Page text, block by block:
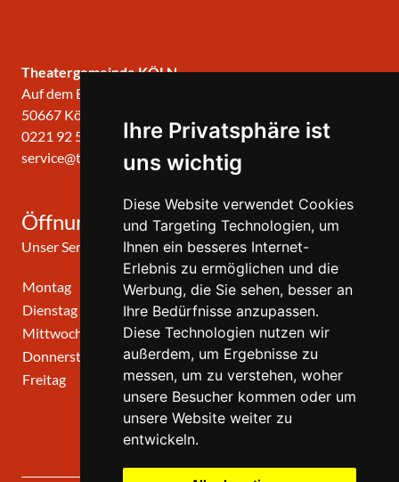
Ihre Privatsphäre ist
uns wichtig
Diese Website verwendet Cookies
und Targeting Technologien, um
Ihnen ein besseres Internet-
Erlebnis zu ermöglichen und die
Werbung, die Sie sehen, besser an
Ihre Bedürfnisse anzupassen.
Diese Technologien nutzen wir
außerdem, um Ergebnisse zu
messen, um zu verstehen, woher
unsere Besucher kommen oder um
unsere Website weiter zu
entwickeln.
Theatergemeinde KÖLN
Auf dem Berlich 34
50667 Köln
0221 92 57 420
service@theatergemeinde-koeln.de
Öffnungszeiten
Unser Service-Center ist zu folgenden Zeiten geöffnet
Montag
10:00 Uhr - 12:00 Uhr
Dienstag
10:00 Uhr - 12:00 Uhr
Mittwoch
10:00 Uhr - 12:00 Uhr
Donnerstag
10:00 Uhr - 12:00 Uhr
Freitag
geschlossen